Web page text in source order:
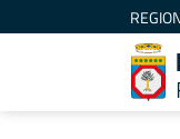
Salta al contenuto